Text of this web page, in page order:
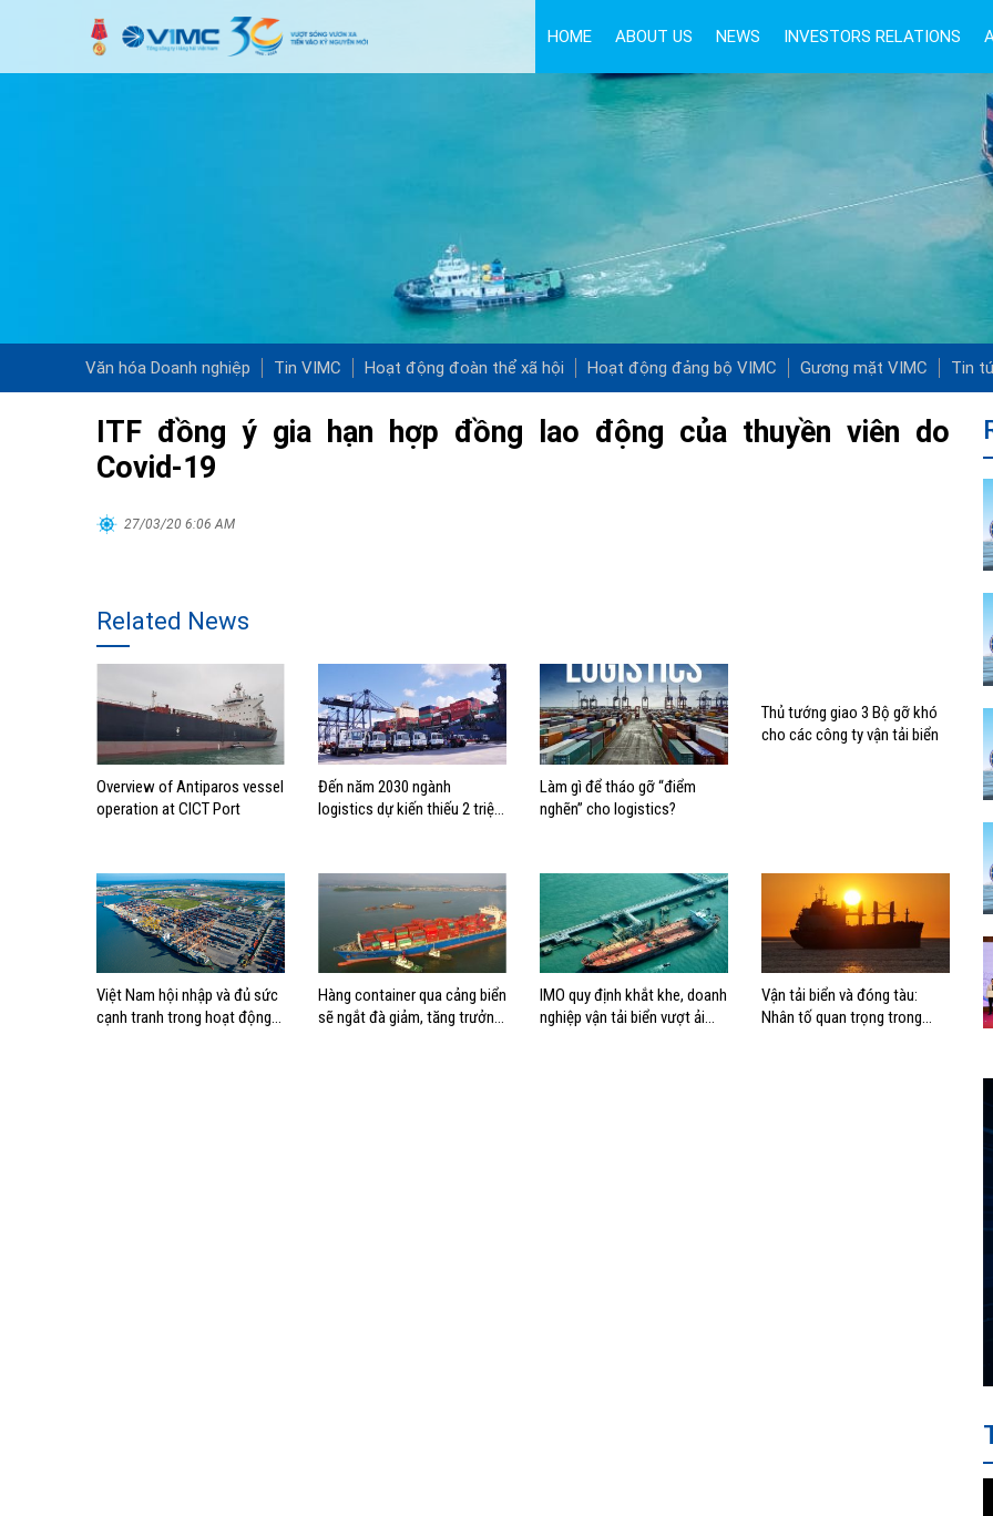
HOME ABOUT US NEWS INVESTORS RELATIONS
Văn hóa Doanh nghiệp Tin VIMC Hoạt động đoàn thể xã hội Hoạt động đảng bộ VIMC Gương mặt VIMC Tin
ITF đồng ý gia hạn hợp đồng lao động của thuyền viên do
Covid-19
27/03/20 6:06 AM
Related News
Overview of Antiparos vessel
operation at CICT Port
Đến năm 2030 ngành
logistics dự kiến thiếu 2 triệu
Làm gì để tháo gỡ “điểm
nghẽn” cho logistics?
Thủ tướng giao 3 Bộ gỡ khó
cho các công ty vận tải biển
Việt Nam hội nhập và đủ sức
cạnh tranh trong hoạt động
Hàng container qua cảng biển
sẽ ngắt đà giảm, tăng trưởng
IMO quy định khắt khe, doanh
nghiệp vận tải biển vượt ải
Vận tải biển và đóng tàu:
Nhân tố quan trọng trong